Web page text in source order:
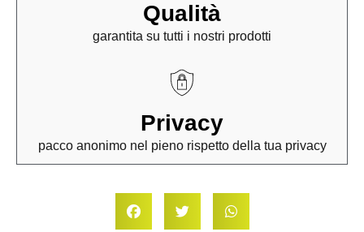
Qualità
garantita su tutti i nostri prodotti
Privacy
pacco anonimo nel pieno rispetto della tua privacy